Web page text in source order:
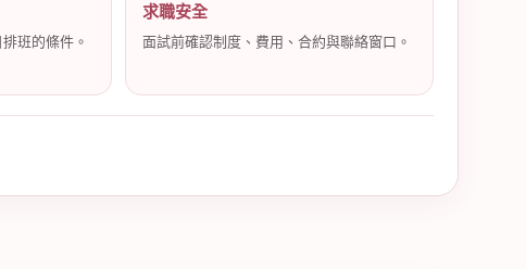
班的條件。
求職安全
面試前確認制度、費用、合約與聯絡窗口。